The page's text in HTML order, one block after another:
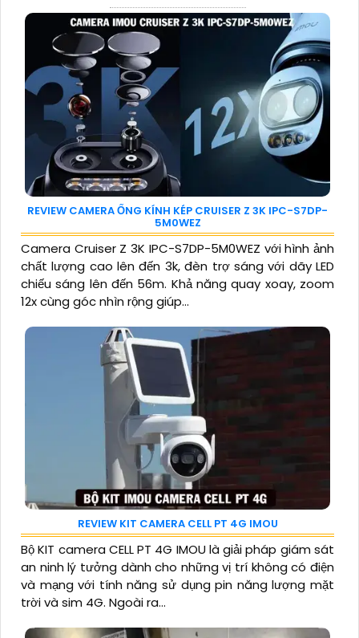
REVIEW CAMERA ỐNG KÍNH KÉP CRUISER Z 3K IPC-S7DP-
5M0WEZ
Camera Cruiser Z 3K IPC-S7DP-5M0WEZ với hình ảnh
chất lượng cao lên đến 3k, đèn trợ sáng với dãy LED
chiếu sáng lên đến 56m. Khả năng quay xoay, zoom
12x cùng góc nhìn rộng giúp...
REVIEW KIT CAMERA CELL PT 4G IMOU
Bộ KIT camera CELL PT 4G IMOU là giải pháp giám sát
an ninh lý tưởng dành cho những vị trí không có điện
và mạng với tính năng sử dụng pin năng lượng mặt
trời và sim 4G. Ngoài ra...